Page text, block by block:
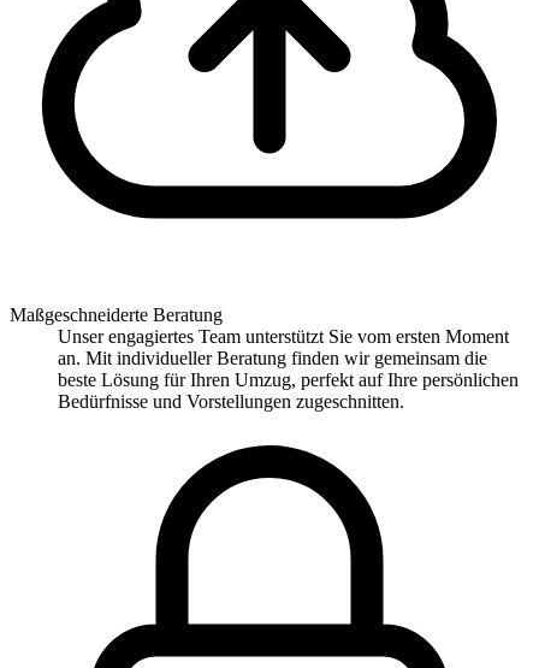
Maßgeschneiderte Beratung
Unser engagiertes Team unterstützt Sie vom ersten Moment
an. Mit individueller Beratung finden wir gemeinsam die
beste Lösung für Ihren Umzug, perfekt auf Ihre persönlichen
Bedürfnisse und Vorstellungen zugeschnitten.